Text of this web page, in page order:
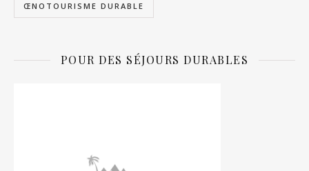
ŒNOTOURISME DURABLE
POUR DES SÉJOURS DURABLES